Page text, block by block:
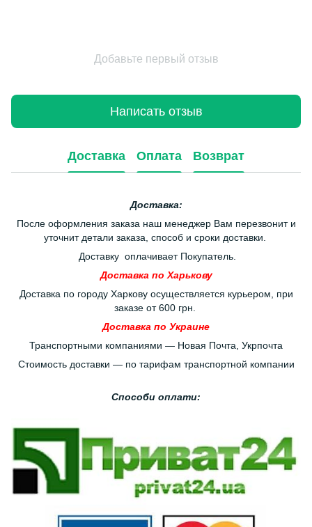
Добавьте первый отзыв
Написать отзыв
Доставка Оплата Возврат
Доставка:
После оформления заказа наш менеджер Вам перезвонит и
уточнит детали заказа, способ и сроки доставки.
Доставку оплачивает Покупатель.
Доставка по Харькову
Доставка по городу Харкову осуществляется курьером, при
заказе от 600 грн.
Доставка по Украине
Транспортными компаниями — Новая Почта, Укрпочта
Стоимость доставки — по тарифам транспортной компании
Способи оплати: